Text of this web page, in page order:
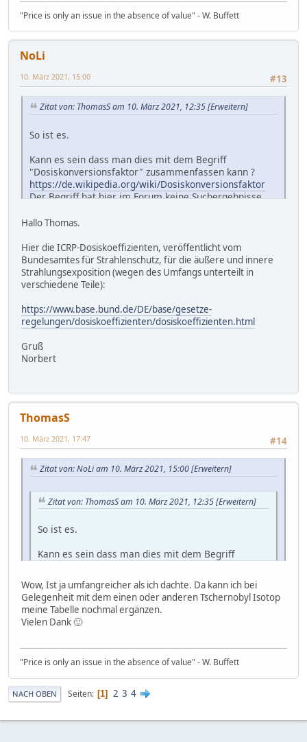
"Price is only an issue in the absence of value" - W. Buffett
NoLi
#13
10. März 2021, 15:00
Zitat von: ThomasS am 10. März 2021, 12:35[Erweitern]
So ist es.
Kann es sein dass man dies mit dem Begriff
"Dosiskonversionsfaktor" zusammenfassen kann ?
https://de.wikipedia.org/wiki/Dosiskonversionsfaktor
Der Begriff hat hier im Forum keine Suchergebnisse
Ich hatte mir vor etwa 10 Jahren mal eine Excel Datei
Rechenbeispielen anschaulicher zu machen.
Bei Interesse lade ich sie mal hoch.
Hallo Thomas.
Hier die ICRP-Dosiskoeffizienten, veröffentlicht vom
Bundesamtes für Strahlenschutz, für die äußere und innere
Strahlungsexposition (wegen des Umfangs unterteilt in
verschiedene Teile):
https://www.base.bund.de/DE/base/gesetze-
regelungen/dosiskoeffizienten/dosiskoeffizienten.html
Gruß
Norbert
ThomasS
#14
10. März 2021, 17:47
Zitat von: NoLi am 10. März 2021, 15:00[Erweitern]
Zitat von: ThomasS am 10. März 2021, 12:35[Erweitern]
So ist es.
Kann es sein dass man dies mit dem Begriff
https://de.wikipedia.org/wiki/Dosiskonversionsfakto
r
Der Begriff hat hier im Forum keine
Suchergebnisse gebracht.
Ich hatte mir vor etwa 10 Jahren mal eine Excel
Rechenbeispielen anschaulicher zu machen.
Bei Interesse lade ich sie mal hoch.
Hallo Thomas.
innere Strahlungsexposition (wegen des Umfangs
unterteilt in verschiedene Teile):
https://www.base.bund.de/DE/base/gesetze-
Wow, Ist ja umfangreicher als ich dachte. Da kann ich bei
Gelegenheit mit dem einen oder anderen Tschernobyl Isotop
meine Tabelle nochmal ergänzen.
Vielen Dank 🙂
"Price is only an issue in the absence of value" - W. Buffett
NACH OBEN Seiten 1 2 3 4